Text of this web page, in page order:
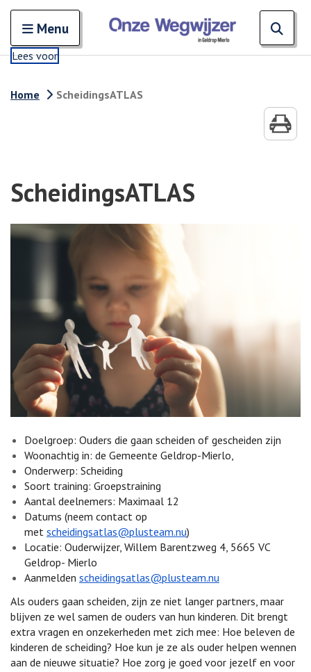
Open en sluit het
Menu
Lees voor
Home ScheidingsATLAS
ScheidingsATLAS
Doelgroep: Ouders die gaan scheiden of gescheiden zijn
Woonachtig in: de Gemeente Geldrop-Mierlo,
Onderwerp: Scheiding
Soort training: Groepstraining
Aantal deelnemers: Maximaal 12
Datums (neem contact op
met scheidingsatlas@plusteam.nu)
Locatie: Ouderwijzer, Willem Barentzweg 4, 5665 VC
Geldrop- Mierlo
Aanmelden scheidingsatlas@plusteam.nu
Als ouders gaan scheiden, zijn ze niet langer partners, maar
blijven ze wel samen de ouders van hun kinderen. Dit brengt
extra vragen en onzekerheden met zich mee: Hoe beleven de
kinderen de scheiding? Hoe kun je ze als ouder helpen wennen
aan de nieuwe situatie? Hoe zorg je goed voor jezelf en voor